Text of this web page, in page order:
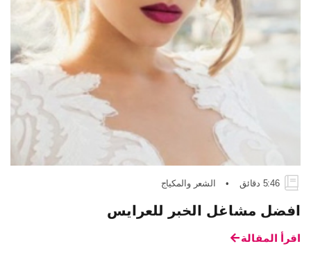
5:46 دقائق • الشعر والمكياج
افضل مشاغل الخبر للعرايس
اقرأ المقالة